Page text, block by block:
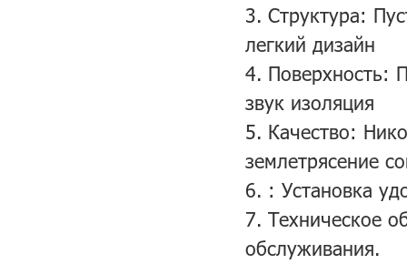
3. Структура:
легкий дизайн
4. Поверхность:
звук изоляция
5. Качество:
землетрясение
6. : Установка
7. Техническое
обслуживания.